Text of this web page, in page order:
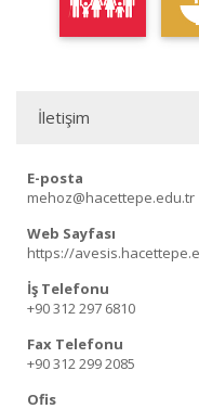
İletişim
E-posta
mehoz@hacettepe.edu.tr
Web Sayfası
https://
İş Telefonu
+90 312 297 6810
Fax Telefonu
+90 312 299 2085
Ofis